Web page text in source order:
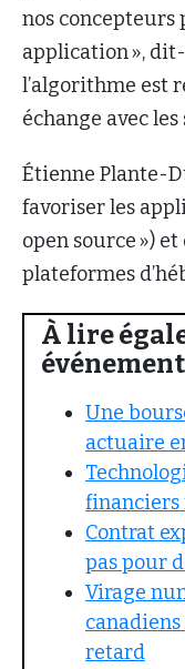
nos concepteurs
application »,
l’algorithme est
échange avec
Étienne Plante-
favoriser les
open source »)
plateformes
À lire
Une
actuaire
Contrat
pas pour
Virage
retard